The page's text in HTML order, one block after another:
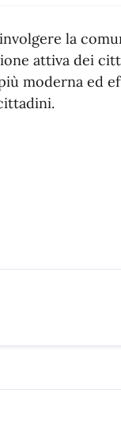
la
attiva dei
moderna ed